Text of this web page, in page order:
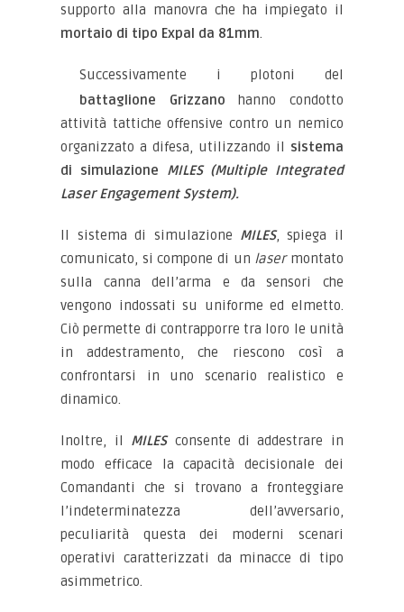
supporto alla manovra che ha impiegato il
mortaio di tipo Expal da 81mm.
Successivamente i plotoni del
battaglione Grizzano hanno condotto
attività tattiche offensive contro un nemico
organizzato a difesa, utilizzando il sistema
di simulazione MILES (Multiple Integrated
Laser Engagement System).
Il sistema di simulazione MILES, spiega il
comunicato, si compone di un lasermontato
sulla canna dell’arma e da sensori che
vengono indossati su uniforme ed elmetto.
Ciò permette di contrapporre tra loro le unità
in addestramento, che riescono così a
confrontarsi in uno scenario realistico e
dinamico.
Inoltre, il MILES consente di addestrare in
modo efficace la capacità decisionale dei
Comandanti che si trovano a fronteggiare
l’indeterminatezza dell’avversario,
peculiarità questa dei moderni scenari
operativi caratterizzati da minacce di tipo
asimmetrico.